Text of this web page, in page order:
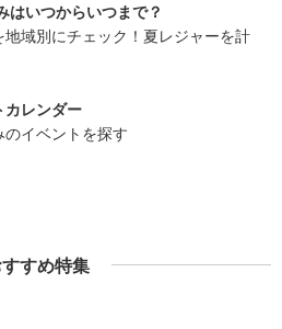
はいつからいつまで？
域別にチェック！夏レジャーを計
カレンダー
のイベントを探す
すめ特集